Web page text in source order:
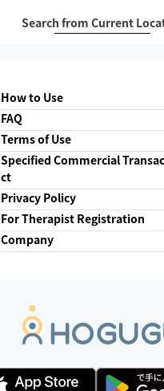
Search from Current
How to Use
FAQ
Terms of Use
Specified Commercial
ct
Privacy Policy
For Therapist Registration
Company